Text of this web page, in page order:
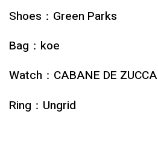
Shoes：Green Parks
Bag：koe
Watch：CABANE DE ZUCCA
Ring：Ungrid